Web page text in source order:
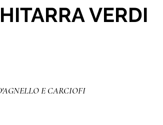
VERDI
E CARCIOFI